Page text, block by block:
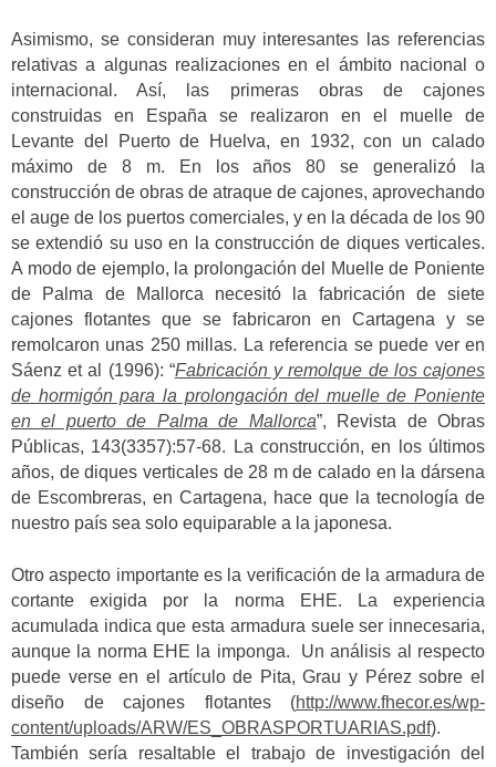
Asimismo, se consideran muy interesantes las referencias
relativas a algunas realizaciones en el ámbito nacional o
internacional. Así, las primeras obras de cajones
construidas en España se realizaron en el muelle de
Levante del Puerto de Huelva, en 1932, con un calado
máximo de 8 m. En los años 80 se generalizó la
construcción de obras de atraque de cajones, aprovechando
el auge de los puertos comerciales, y en la década de los 90
se extendió su uso en la construcción de diques verticales.
A modo de ejemplo, la prolongación del Muelle de Poniente
de Palma de Mallorca necesitó la fabricación de siete
cajones flotantes que se fabricaron en Cartagena y se
remolcaron unas 250 millas. La referencia se puede ver en
Sáenz et al (1996): “Fabricación y remolque de los cajones
de hormigón para la prolongación del muelle de Poniente
en el puerto de Palma de Mallorca”, Revista de Obras
Públicas, 143(3357):57-68. La construcción, en los últimos
años, de diques verticales de 28 m de calado en la dársena
de Escombreras, en Cartagena, hace que la tecnología de
nuestro país sea solo equiparable a la japonesa.
Otro aspecto importante es la verificación de la armadura de
cortante exigida por la norma EHE. La experiencia
acumulada indica que esta armadura suele ser innecesaria,
aunque la norma EHE la imponga. Un análisis al respecto
puede verse en el artículo de Pita, Grau y Pérez sobre el
diseño de cajones flotantes (http://www.fhecor.es/wp-
content/uploads/ARW/ES_OBRASPORTUARIAS.pdf).
También sería resaltable el trabajo de investigación del